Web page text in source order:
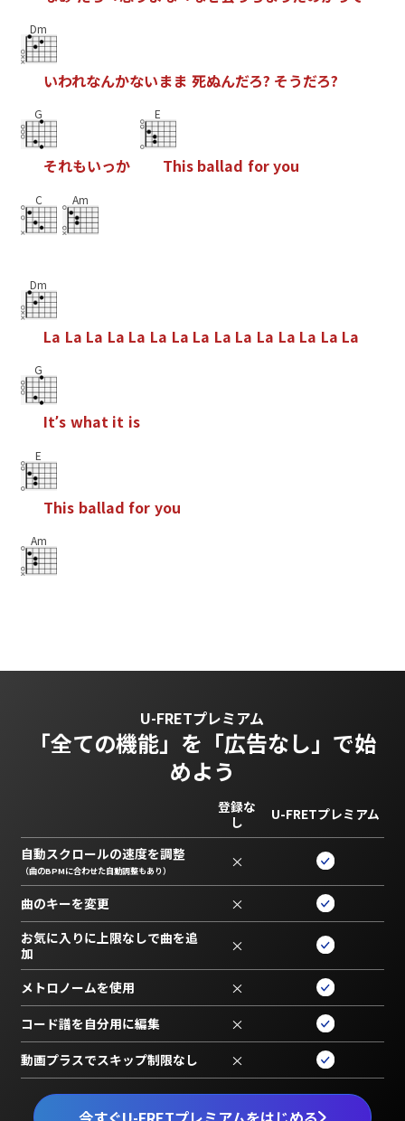
Dm
いわれなんかないまま 死ぬんだろ? そうだろ?
G
それもいっか
E
This ballad foryou
C Am
Dm
La La La La La La La La La La La La La La La
G
Itʼs what it is
E
This ballad for you
Am
U-FRETプレミアム
「全ての機能」を 「広告なし」で始
めよう
登録な
し
U-FRETプレミアム
自動スクロールの速度を調整
（曲のBPMに合わせた自動調整もあり） ×
曲のキーを変更 ×
お気に入りに上限なしで曲を追
加
×
メトロノームを使用 ×
コード譜を自分用に編集 ×
動画プラスでスキップ制限なし ×